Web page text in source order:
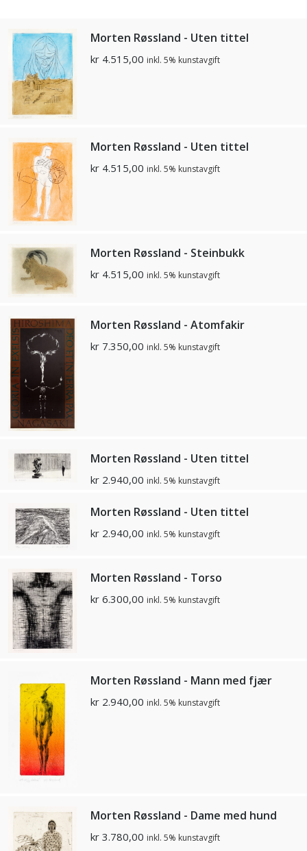
Morten Røssland - Uten tittel
kr 4.515,00 inkl. 5% kunstavgift
Morten Røssland - Uten tittel
kr 4.515,00 inkl. 5% kunstavgift
Morten Røssland - Steinbukk
kr 4.515,00 inkl. 5% kunstavgift
Morten Røssland - Atomfakir
kr 7.350,00 inkl. 5% kunstavgift
Morten Røssland - Uten tittel
kr 2.940,00 inkl. 5% kunstavgift
Morten Røssland - Uten tittel
kr 2.940,00 inkl. 5% kunstavgift
Morten Røssland - Torso
kr 6.300,00 inkl. 5% kunstavgift
Morten Røssland - Mann med fjær
kr 2.940,00 inkl. 5% kunstavgift
Morten Røssland - Dame med hund
kr 3.780,00 inkl. 5% kunstavgift